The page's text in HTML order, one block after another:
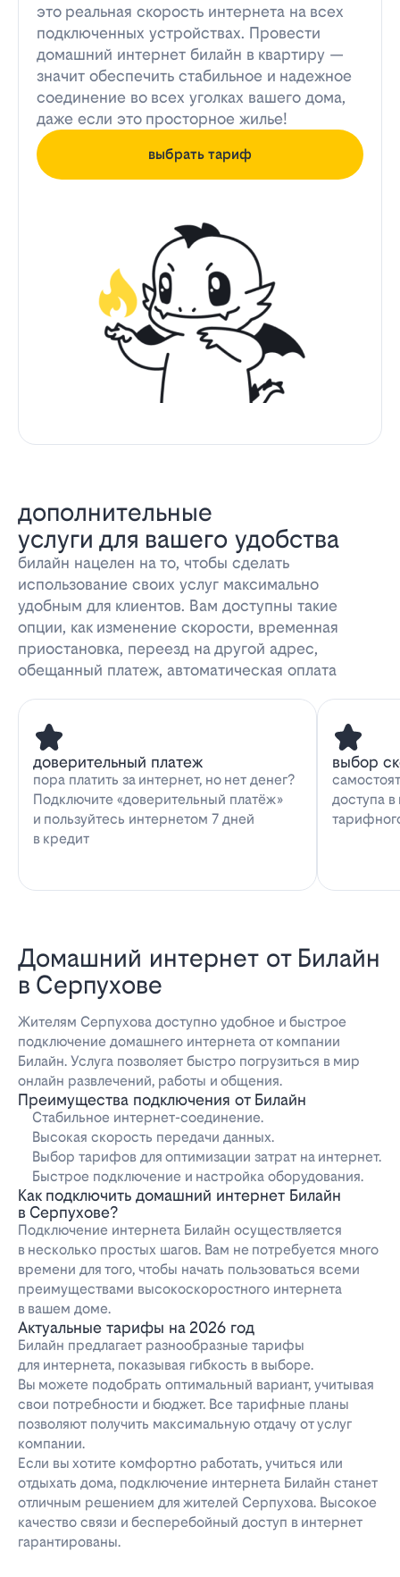
это реальная скорость интернета на всех
подключенных устройствах. Провести
домашний интернет билайн в квартиру —
значит обеспечить стабильное и надежное
соединение во всех уголках вашего дома,
даже если это просторное жилье!
выбрать тариф
дополнительные
услуги для вашего удобства
билайн нацелен на то, чтобы сделать
использование своих услуг максимально
удобным для клиентов. Вам доступны такие
опции, как изменение скорости, временная
приостановка, переезд на другой адрес,
обещанный платеж, автоматическая оплата
доверительный платеж
пора платить за интернет, но нет денег?
Подключите «доверительный платёж»
и пользуйтесь интернетом 7 дней
в кредит
выбор
доступа
Домашний интернет от Билайн
в Серпухове
Жителям Серпухова доступно удобное и быстрое
подключение домашнего интернета от компании
Билайн. Услуга позволяет быстро погрузиться в мир
онлайн развлечений, работы и общения.
Преимущества подключения от Билайн
Стабильное интернет-соединение.
Высокая скорость передачи данных.
Выбор тарифов для оптимизации затрат на интернет.
Быстрое подключение и настройка оборудования.
Как подключить домашний интернет Билайн
в Серпухове?
Подключение интернета Билайн осуществляется
в несколько простых шагов. Вам не потребуется много
времени для того, чтобы начать пользоваться всеми
преимуществами высокоскоростного интернета
в вашем доме.
Актуальные тарифы на 2026 год
Билайн предлагает разнообразные тарифы
для интернета, показывая гибкость в выборе.
Вы можете подобрать оптимальный вариант, учитывая
свои потребности и бюджет. Все тарифные планы
позволяют получить максимальную отдачу от услуг
компании.
Если вы хотите комфортно работать, учиться или
отдыхать дома, подключение интернета Билайн станет
отличным решением для жителей Серпухова. Высокое
качество связи и бесперебойный доступ в интернет
гарантированы.